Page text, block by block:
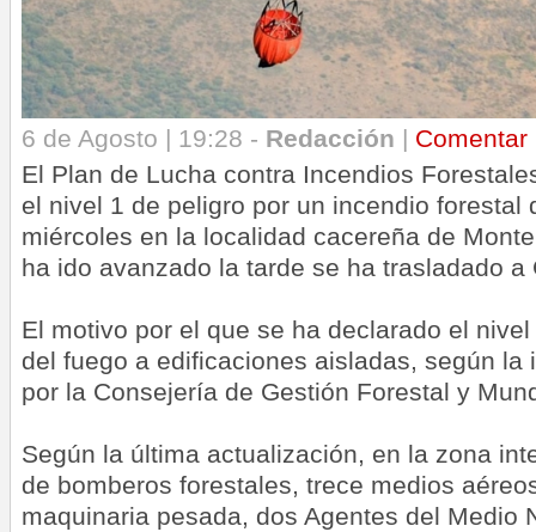
6 de Agosto | 19:28 - Redacción | Comentar
El Plan de Lucha contra Incendios
el nivel 1 de peligro por un incendio forestal
miércoles en la localidad cacereña de
ha ido avanzado la tarde se ha trasladado a
El motivo por el que se ha declarado el
del fuego a edificaciones aisladas, según la
por la Consejería de Gestión Forestal y
Según la última actualización, en la zona
de bomberos forestales, trece medios
maquinaria pesada, dos Agentes del Medio